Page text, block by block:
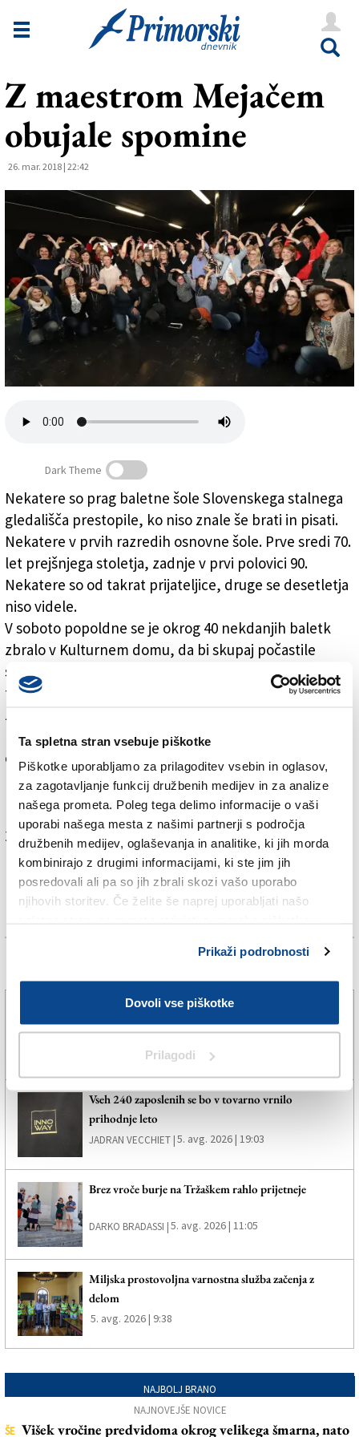
Ta spletna stran vsebuje piškotke
Piškotke uporabljamo za prilagoditev vsebin in oglasov,
za zagotavljanje funkcij družbenih medijev in za analize
našega prometa. Poleg tega delimo informacije o vaši
uporabi našega mesta z našimi partnerji s področja
družbenih medijev, oglaševanja in analitike, ki jih morda
kombinirajo z drugimi informacijami, ki ste jim jih
posredovali ali pa so jih zbrali skozi vašo uporabo
njihovih storitev. Če želite še naprej uporabljati našo
Prikaži podrobnosti
Dovoli vse piškotke
Prilagodi
Novice
Goriška
Kultura
Še
V Kioskih
Uredništvo
Oglasi
Založnik
Z maestrom Mejačem
obujale spomine
26. mar. 2018 | 22:42
Z maestrom Mejačem obujale spomine
Dark Theme
Nekatere so prag baletne šole Slovenskega stalnega
gledališča prestopile, ko niso znale še brati in pisati.
Nekatere v prvih razredih osnovne šole. Prve sredi 70.
let prejšnjega stoletja, zadnje v prvi polovici 90.
Nekatere so od takrat prijateljice, druge se desetletja
niso videle.
V soboto popoldne se je okrog 40 nekdanjih baletk
zbralo v Kulturnem domu, da bi skupaj počastile
svojega nekdanjega mentorja Janeza Mejača, ki je
februarja letos prejel Prešernovo nagrado za
življenjsko delo. Ljubljanski plesalec, koreograf in
pedagog je bil ob pogledu na številne razposajene
obraze vidno ganjen. Skupaj so preživeli nekaj
razposajenih ur in obujali spomine.
Za branje in pisanje komentarjev je potrebna prijava
Več novic
Na avtocestnem izvozu pri Trebčah zgorel avtomobil
(VIDEO)
SPLETNO UREDNIŠTVO | 5. avg. 2026 | 19:44
Vseh 240 zaposlenih se bo v tovarno vrnilo
prihodnje leto
JADRAN VECCHIET |5. avg. 2026 | 19:03
Brez vroče burje na Tržaškem rahlo prijetneje
DARKO BRADASSI |5. avg. 2026 | 11:05
Miljska prostovoljna varnostna služba začenja z
delom
5. avg. 2026 | 9:38
NAJBOLJ BRANO
NAJNOVEJŠE NOVICE
ŠE Višek vročine predvidoma okrog velikega šmarna, nato